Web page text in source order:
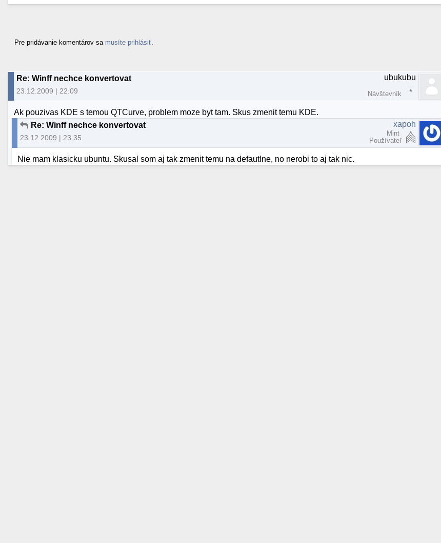
Pre pridávanie komentárov sa musíte prihlásiť
Re: Winff nechce konvertovat
23.12.2009 | 22:09
ubukubu
Návštevník
Ak pouzivas KDE s temou QTCurve, problem moze byt tam. Skus zmenit temu KDE.
Re: Winff nechce konvertovat
23.12.2009 | 23:35
xapoh
Mint
Používateľ
Nie mam klasicku ubuntu. Skusal som aj tak zmenit temu na defautlne, no nerobi to aj tak nic.